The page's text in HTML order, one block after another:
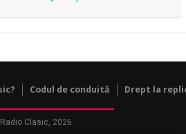
Codul de conduită Drept la
Clasic, 2026